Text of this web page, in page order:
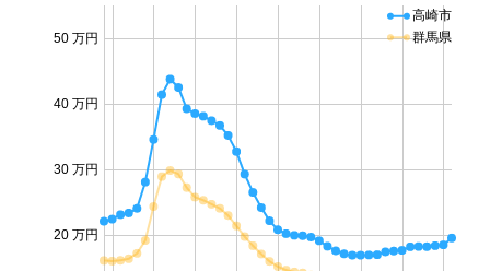
20 万円
30 万円
40 万円
50 万円
高崎市
群馬県